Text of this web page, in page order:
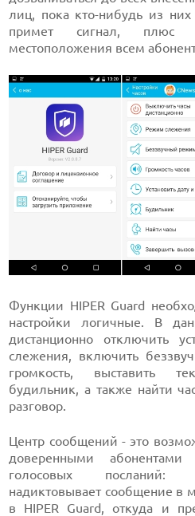
лиц, пока кто-нибудь из
примет сигнал, плюс
местоположения всем
Функции HIPER Guard
настройки логичные. В
дистанционно отключить
слежения, включить
громкость, выставить
будильник, а также найти
разговор.
Центр сообщений - это
доверенными абонентами
голосовых посланий:
надиктовывает сообщение в
в HIPER Guard, откуда и